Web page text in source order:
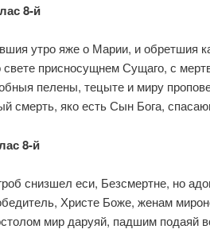
8-й
утро яже о Марии, и обретшия
свете присносущнем Сущаго, с
пелены, тецыте и миру
смерть, яко есть Сын Бога,
8-й
снизшел еси, Безсмертне, но
Христе Боже, женам
мир даруяй, падшим подаяй